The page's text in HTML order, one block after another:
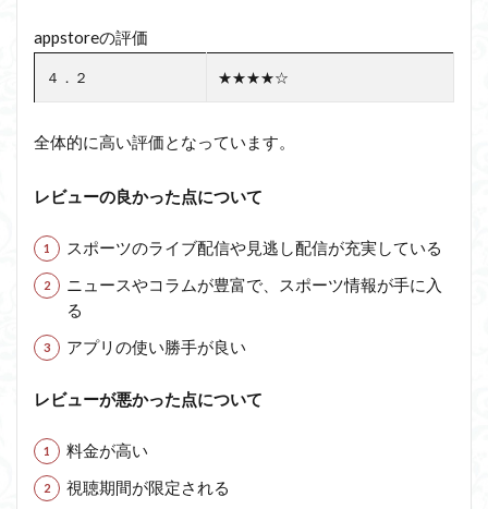
appstoreの評価
４．２ ★★★★☆
全体的に高い評価となっています。
レビューの良かった点について
スポーツのライブ配信や見逃し配信が充実している
ニュースやコラムが豊富で、スポーツ情報が手に入
る
アプリの使い勝手が良い
レビューが悪かった点について
料金が高い
視聴期間が限定される